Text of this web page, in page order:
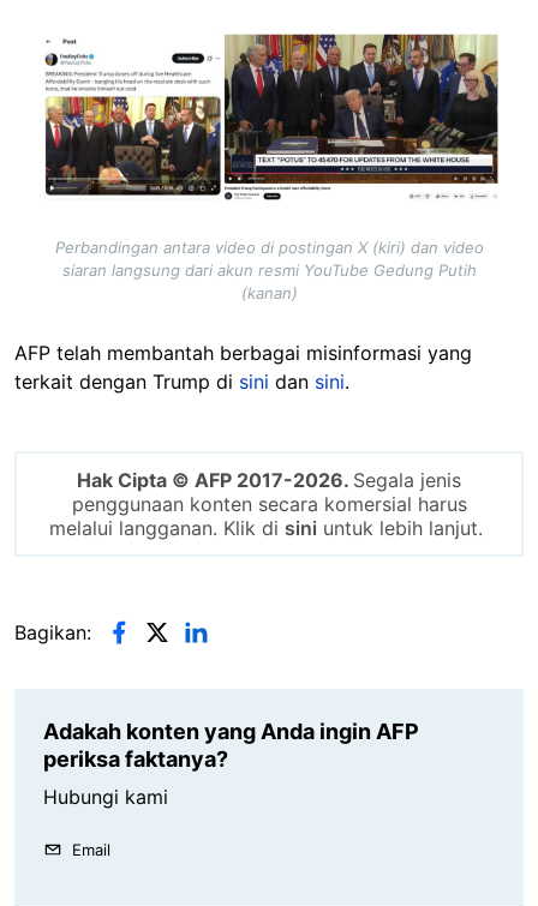
Image
Perbandingan antara video di postingan X (kiri) dan video
siaran langsung dari akun resmi YouTube Gedung Putih
(kanan)
AFP telah membantah berbagai misinformasi yang
terkait dengan Trump di sini dan sini.
Hak Cipta © AFP 2017-2026. Segala jenis
penggunaan konten secara komersial harus
melalui langganan. Klik di sini untuk lebih lanjut.
Bagikan:
Adakah konten yang Anda ingin AFP
periksa faktanya?
Hubungi kami
Email